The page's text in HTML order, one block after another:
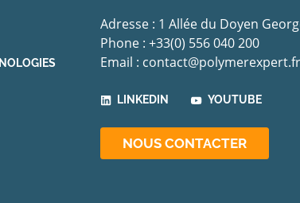
Adresse : 1 Allée du Doyen
Phone : +33(0) 556 040 200
Email : contact@polymerexpert.fr
LINKEDIN YOUTUBE
NOUS CONTACTER